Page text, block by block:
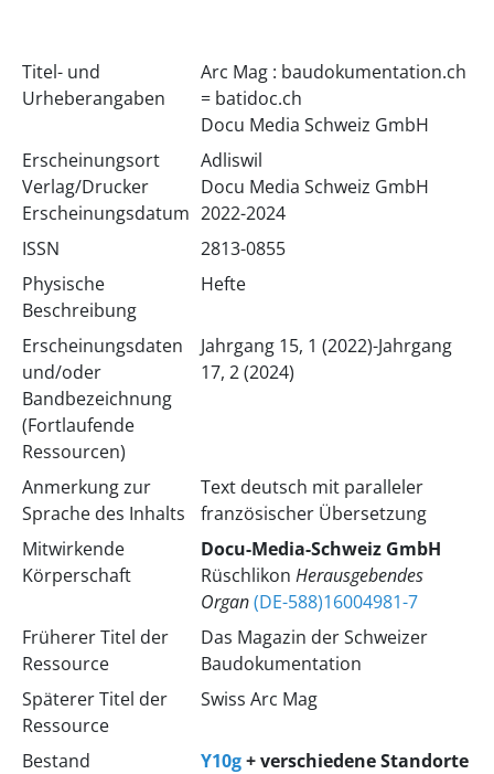
Titel- und
Urheberangaben
Arc Mag : baudokumentation.ch
= batidoc.ch
Docu Media Schweiz GmbH
Erscheinungsort
Verlag/Drucker
Erscheinungsdatum
Adliswil
Docu Media Schweiz GmbH
2022-2024
ISSN
2813-0855
Physische
Beschreibung
Hefte
Erscheinungsdaten
und/oder
Bandbezeichnung
(Fortlaufende
Ressourcen)
Jahrgang 15, 1 (2022)-Jahrgang
17, 2 (2024)
Anmerkung zur
Sprache des Inhalts
Text deutsch mit paralleler
französischer Übersetzung
Mitwirkende
Körperschaft
Docu-Media-Schweiz GmbH
Rüschlikon Herausgebendes
Organ(DE-588)16004981-7
Früherer Titel der
Ressource
Das Magazin der Schweizer
Baudokumentation
Späterer Titel der
Ressource
Swiss Arc Mag
Bestand Y10g+ verschiedene Standorte